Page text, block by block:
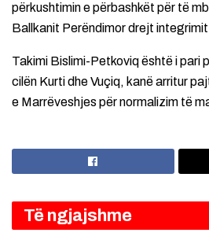
përkushtimin e përbashkët për të
Ballkanit Perëndimor drejt
Takimi Bislimi-Petkoviq është i pari
cilën Kurti dhe Vuçiq, kanë arritur
e Marrëveshjes për normalizim të
Të ngjajshme